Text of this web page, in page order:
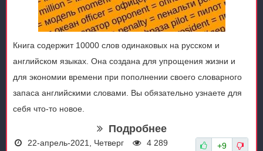
Книга содержит 10000 слов одинаковых на русском и
английском языках. Она создана для упрощения жизни и
для экономии времени при пополнении своего словарного
запаса английскими словами. Вы обязательно узнаете для
себя что-то новое.
Подробнее
22-апрель-2021, Четверг 4 289 +9